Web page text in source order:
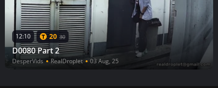
12:10 20 30
D0080 Part 2
DesperVids RealDroplet 03 Aug, 25